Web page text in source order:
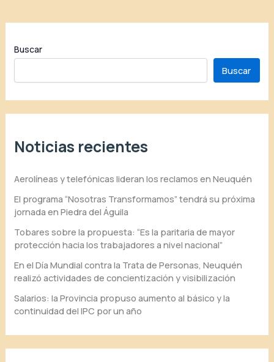
Buscar
Buscar
Noticias recientes
Aerolíneas y telefónicas lideran los reclamos en Neuquén
El programa “Nosotras Transformamos” tendrá su próxima
jornada en Piedra del Águila
Tobares sobre la propuesta: “Es la paritaria de mayor
protección hacia los trabajadores a nivel nacional”
En el Día Mundial contra la Trata de Personas, Neuquén
realizó actividades de concientización y visibilización
Salarios: la Provincia propuso aumento al básico y la
continuidad del IPC por un año